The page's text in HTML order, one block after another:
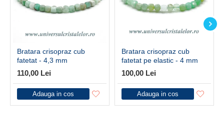
Bratara crisopraz cub
fatetat - 4,3 mm
110,00 Lei
Adauga in cos
Bratara crisopraz cub
fatetat pe elastic - 4 mm
100,00 Lei
Adauga in cos